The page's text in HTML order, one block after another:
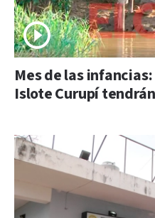
Mes de las
Islote Curupí